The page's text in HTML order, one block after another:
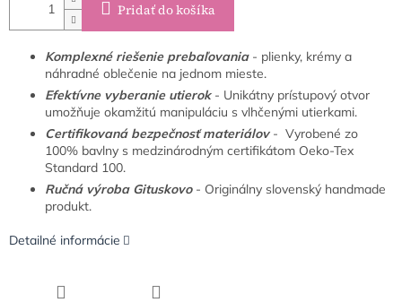
Pridať do košíka
Komplexné riešenie prebaľovania- plienky, krémy a
náhradné oblečenie na jednom mieste.
Efektívne vyberanie utierok- Unikátny prístupový otvor
umožňuje okamžitú manipuláciu s vlhčenými utierkami.
Certifikovaná bezpečnosť materiálov- Vyrobené zo
100% bavlny s medzinárodným certifikátom Oeko-Tex
Standard 100.
Ručná výroba Gituskovo- Originálny slovenský handmade
produkt.
Detailné informácie